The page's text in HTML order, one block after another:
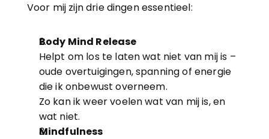
Voor mij zijn drie dingen essentieel:
Body Mind Release
Helpt om los te laten wat niet van mij is –
oude overtuigingen, spanning of energie
die ik onbewust overneem.
Zo kan ik weer voelen wat van mij is, en
wat niet.
Mindfulness